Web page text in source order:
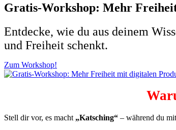
Gratis-Workshop: Mehr
Entdecke, wie du aus deinem
und Freiheit schenkt.
Zum Workshop!
Stell dir vor, es macht „Katsching“ – während du